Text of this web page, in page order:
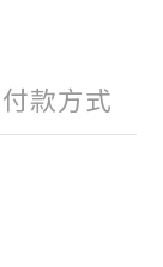
款方式